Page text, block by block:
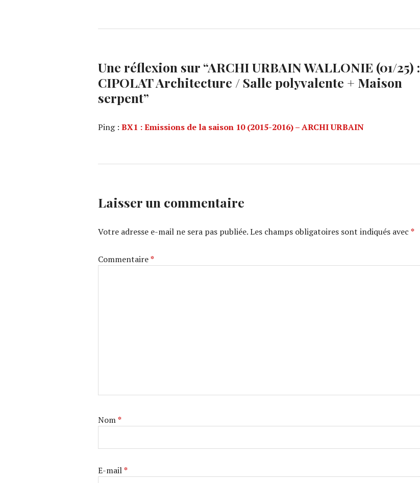
Une réflexion sur “ARCHI URBAIN WALLONIE (01/25) :
CIPOLAT Architecture / Salle polyvalente + Maison
serpent”
Ping : BX1 : Emissions de la saison 10 (2015-2016) – ARCHI URBAIN
Laisser un commentaire
Votre adresse e-mail ne sera pas publiée.Les champs obligatoires sont indiqués avec *
Commentaire*
Nom*
E-mail*